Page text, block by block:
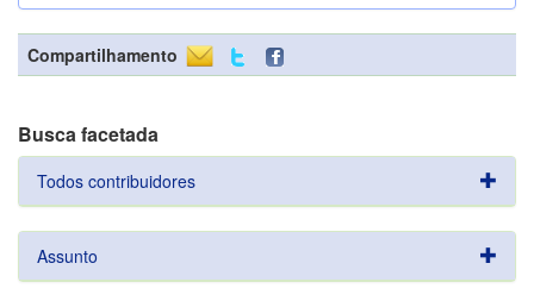
Compartilhamento
Busca facetada
Todos contribuidores
Assunto